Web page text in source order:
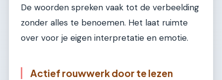
De woorden spreken vaak tot de verbeelding
zonder alles te benoemen. Het laat ruimte
over voor je eigen interpretatie en emotie.
Actief rouwwerk door te lezen